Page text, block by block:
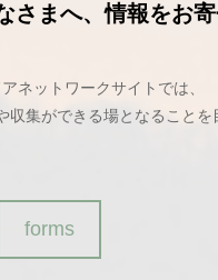
さまへ、情報をお
ネットワークサイトでは、
収集ができる場となること
forms